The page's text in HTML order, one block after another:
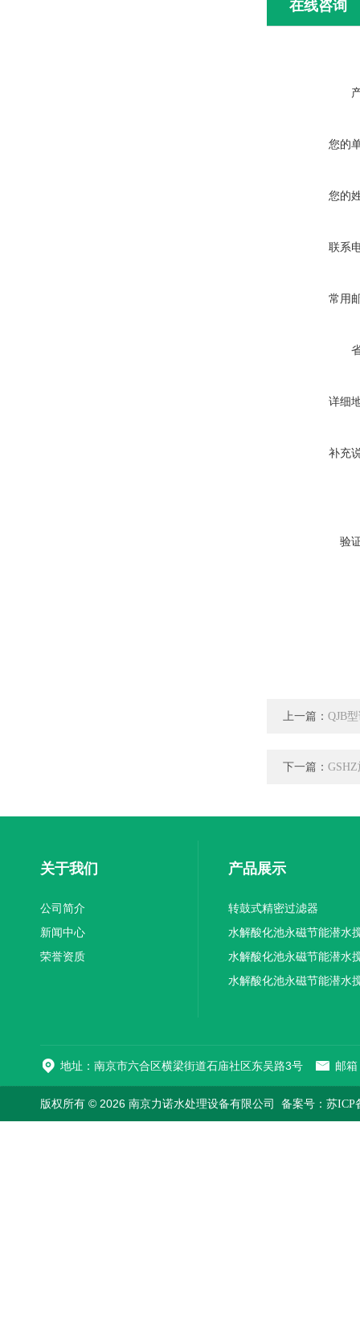
在线咨询
您的
您的
联系
常用
详细
补充
验
上一篇： QJB
下一篇：
关于我们
公司简介
新闻中心
荣誉资质
产品展示
转鼓式精密过滤器
水解酸化池永磁节能潜水
机厂家供应
水解酸化池永磁节能潜水
机厂家直销
水解酸化池永磁节能潜水
地址：南京市六合区横梁街道石庙社区东吴路3号 邮
版权所有 © 2026 南京力诺水处理设备有限公司 备案号：苏ICP